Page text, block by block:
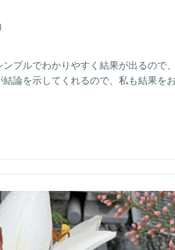
プルでわかりやすく結果が出るので
論を示してくれるので、私も結果を